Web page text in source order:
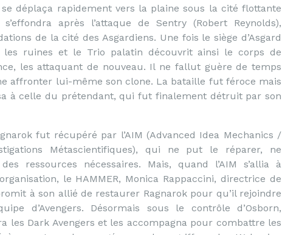
déplaça rapidement vers la plaine sous la cité flottante
après l’attaque de Sentry (Robert Reynolds),
de la cité des Asgardiens. Une fois le siège d’Asgard
les ruines et le Trio palatin découvrit ainsi le corps de
les attaquant de nouveau. Il ne fallut guère de temps
affronter lui-même son clone. La bataille fut féroce mais
à celle du prétendant, qui fut finalement détruit par son
fut récupéré par l’AIM (Advanced Idea Mechanics /
Métascientifiques), qui ne put le réparer, ne
ressources nécessaires. Mais, quand l’AIM s’allia à
le HAMMER, Monica Rappaccini, directrice de
à son allié de restaurer Ragnarok pour qu’il rejoindre
d’Avengers. Désormais sous le contrôle d’Osborn,
les Dark Avengers et les accompagna pour combattre les